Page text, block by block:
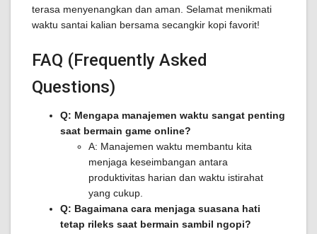
terasa menyenangkan dan aman. Selamat menikmati
waktu santai kalian bersama secangkir kopi favorit!
FAQ (Frequently Asked
Questions)
Q: Mengapa manajemen waktu sangat penting
saat bermain game online?
A: Manajemen waktu membantu kita
menjaga keseimbangan antara
produktivitas harian dan waktu istirahat
yang cukup.
Q: Bagaimana cara menjaga suasana hati
tetap rileks saat bermain sambil ngopi?